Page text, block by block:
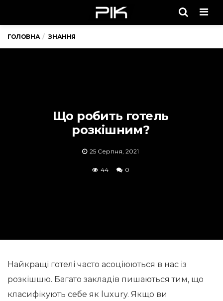
ГОЛОВНА ЗНАННЯ
Що робить готель
розкішним?
25 Серпня, 2021
44 0
Найкращі готелі часто асоціюються в нас із
розкішшю. Багато закладів пишаються тим, що
класифікують себе як luxury. Якщо ви